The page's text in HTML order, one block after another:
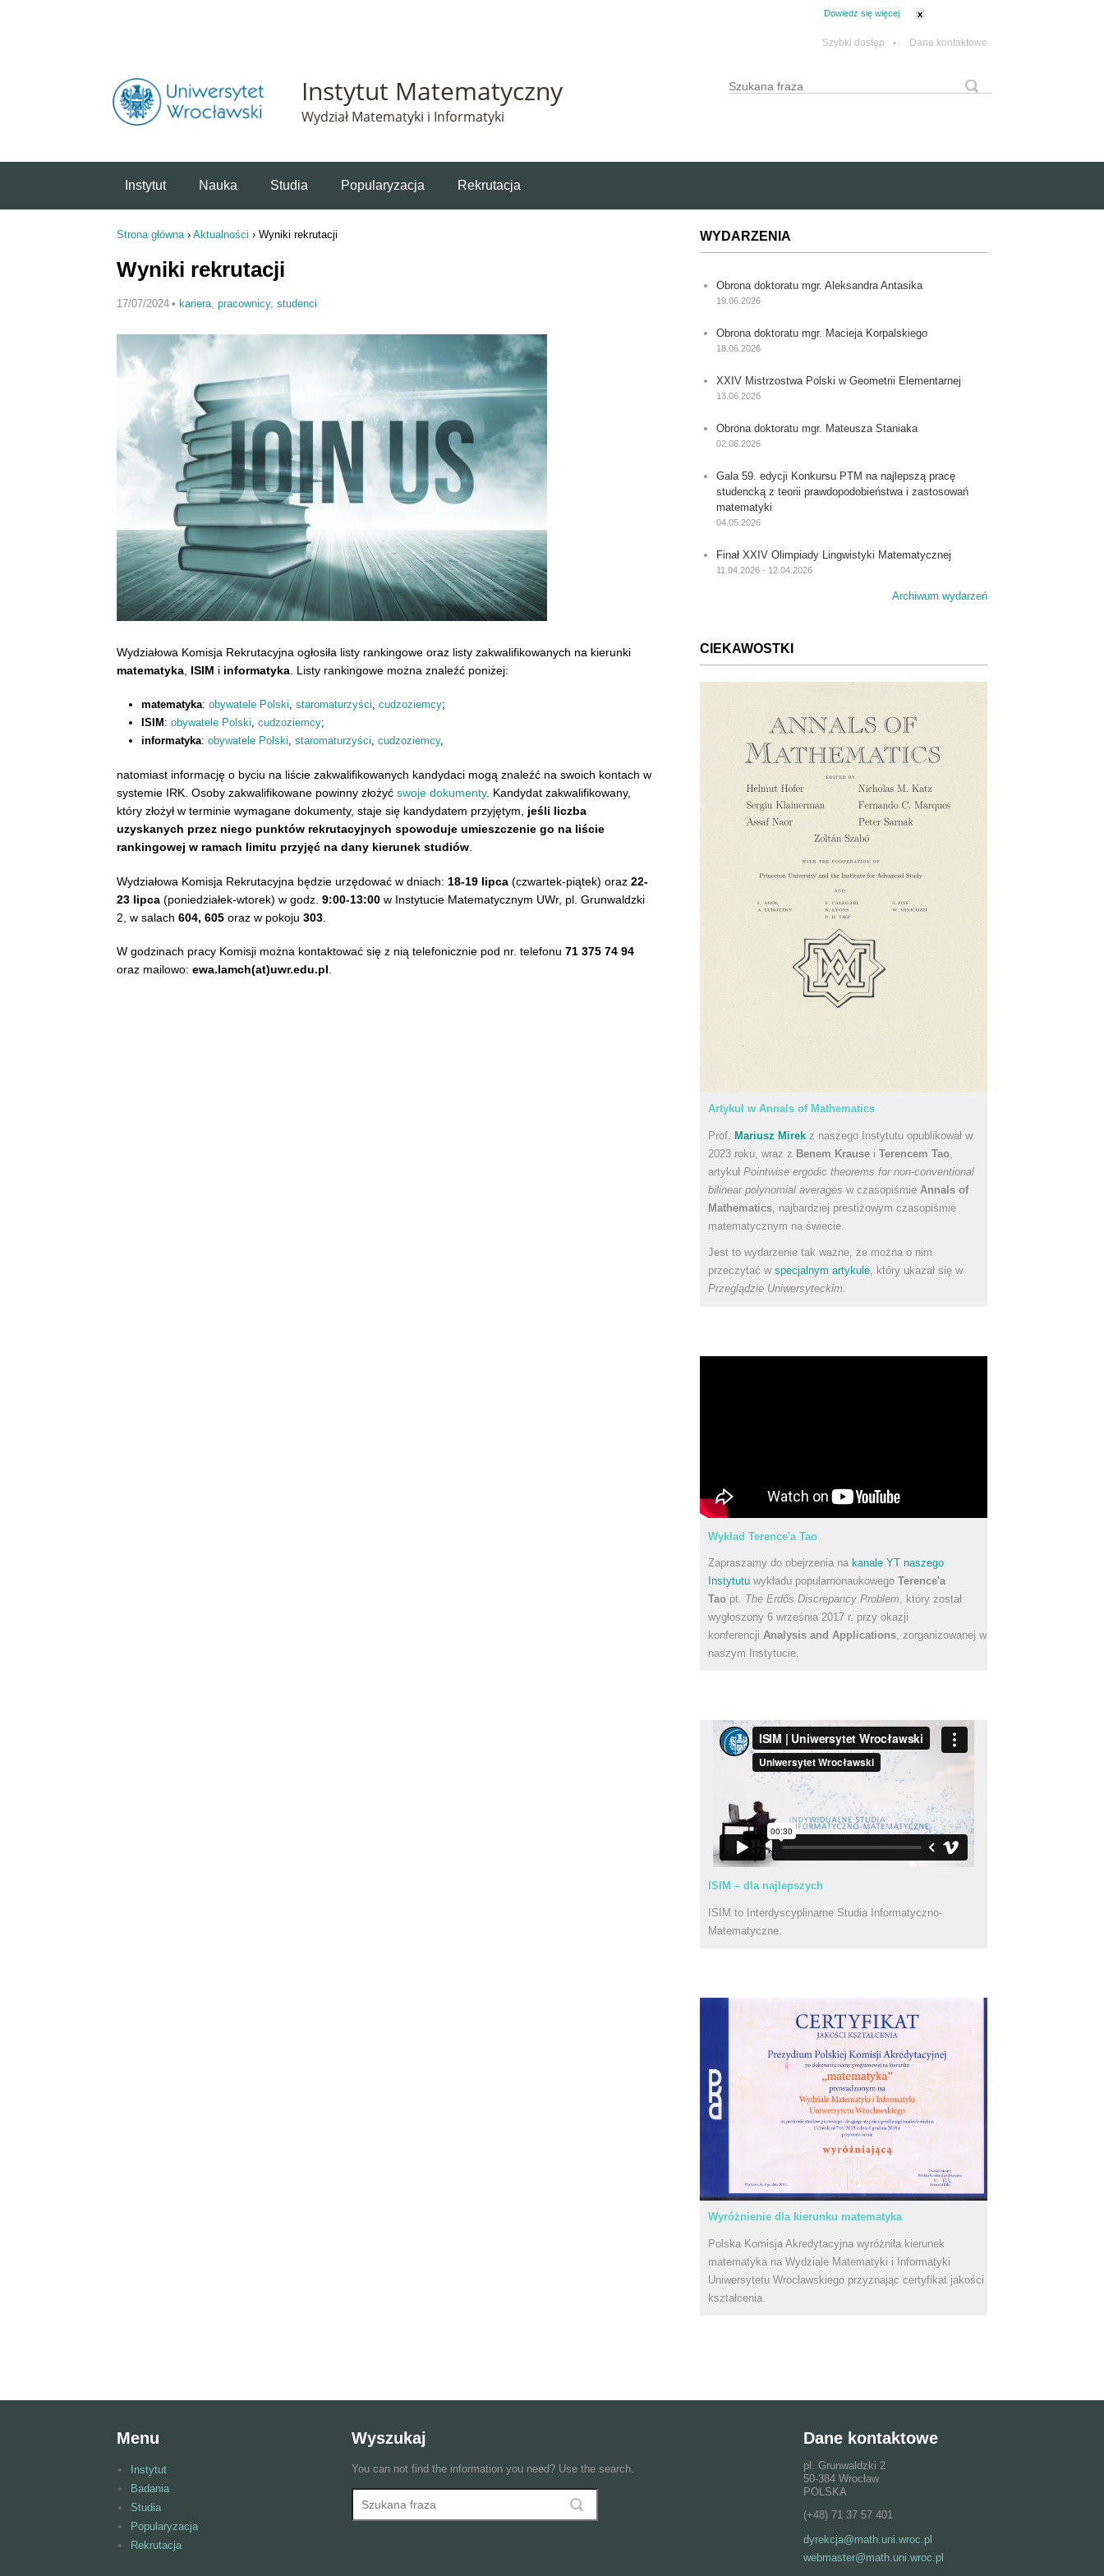
Dowiedz się więcej x
Szybki dostęp • Dane kontaktowe
Instytut Matematyczny
Wydział Matematyki i Informatyki
Formularz wyszukiwania
Wyszukaj
Instytut Nauka Studia Popularyzacja Rekrutacja
Strona główna› Aktualności › Wyniki rekrutacji
Wyniki rekrutacji
17/07/2024 • kariera, pracownicy, studenci
Wydziałowa Komisja Rekrutacyjna ogłosiła listy rankingowe oraz listy zakwalifikowanych na kierunki
matematyka ISIM i informatyka . Listy rankingowe można znaleźć poniżej:
matematyka: obywatele Polski staromaturzyści cudzoziemcy;
ISIM: obywatele Polski cudzoziemcy;
informatyka: obywatele Polski staromaturzyści cudzoziemcy,
natomiast informację o byciu na liście zakwalifikowanych kandydaci mogą znaleźć na swoich kontach w
systemie IRK. Osoby zakwalifikowane powinny złożyć swoje dokumenty. Kandydat zakwalifikowany,
który złożył w terminie wymagane dokumenty, staje się kandydatem przyjętym, jeśli liczba
uzyskanych przez niego punktów rekrutacyjnych spowoduje umieszczenie go na liście
rankingowej w ramach limitu przyjęć na dany kierunek studiów.
Wydziałowa Komisja Rekrutacyjna będzie urzędować w dniach: 18-19 lipca (czwartek-piątek) oraz 22-
23 lipca (poniedziałek-wtorek) w godz. 9:00-13:00 w Instytucie Matematycznym UWr, pl. Grunwaldzki
2, w salach 604, 605 oraz w pokoju 303
W godzinach pracy Komisji można kontaktować się z nią telefonicznie pod nr. telefonu 71 375 74 94
oraz mailowo: ewa.lamch(at)uwr.edu.pl.
WYDARZENIA
Obrona doktoratu mgr. Aleksandra Antasika
19.06.2026
Obrona doktoratu mgr. Macieja Korpalskiego
18.06.2026
XXIV Mistrzostwa Polski w Geometrii Elementarnej
13.06.2026
Obrona doktoratu mgr. Mateusza Staniaka
02.06.2026
Gala 59. edycji Konkursu PTM na najlepszą pracę
studencką z teorii prawdopodobieństwa i zastosowań
matematyki
04.05.2026
Finał XXIV Olimpiady Lingwistyki Matematycznej
11.04.2026 - 12.04.2026
Archiwum wydarzeń
CIEKAWOSTKI
Artykuł w Annals of Mathematics
Prof. Mariusz Mirek z naszego Instytutu opublikował w
2023 roku, wraz z Benem Krause i Terencem Tao
artykuł Pointwise ergodic theorems for non-conventional
bilinear polynomial averages w czasopiśmie Annals of
Mathematics , najbardziej prestiżowym czasopiśmie
matematycznym na świecie.
Jest to wydarzenie tak ważne, że można o nim
przeczytać w specjalnym artykule, który ukazał się w
Przeglądzie Uniwersyteckim.
Wykład Terence'a Tao
Zapraszamy do obejrzenia na kanale YT naszego
Instytutu wykładu popularnonaukowego Terence'a
Tao pt. The Erdős Discrepancy Problem , który został
wygłoszony 6 września 2017 r. przy okazji
konferencji Analysis and Applications , zorganizowanej w
naszym Instytucie.
ISIM – dla najlepszych
ISIM to Interdyscyplinarne Studia Informatyczno-
Matematyczne.
Wyróżnienie dla kierunku matematyka
Polska Komisja Akredytacyjna wyróżniła kierunek
matematyka na Wydziale Matematyki i Informatyki
Uniwersytetu Wrocławskiego przyznając certyfikat jakości
kształcenia.
Menu
Instytut
Badania
Studia
Popularyzacja
Rekrutacja
Wyszukaj
You can not find the information you need? Use the search.
Formularz wyszukiwania
Wyszukaj
Dane kontaktowe
pl. Grunwaldzki 2
50-384 Wrocław
POLSKA
(+48) 71 37 57 401
dyrekcja@math.uni.wroc.pl
webmaster@math.uni.wroc.pl